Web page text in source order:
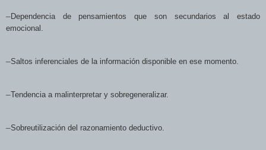
–Dependencia de pensamientos que son secundarios al estado
emocional.
–Saltos inferenciales de la información disponible en ese momento.
–Tendencia a malinterpretar y sobregeneralizar.
–Sobreutilización del razonamiento deductivo.